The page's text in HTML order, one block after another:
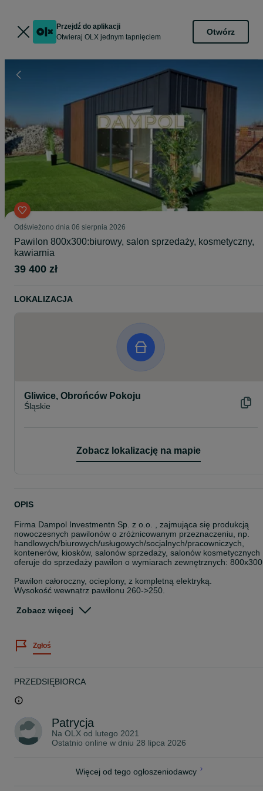
Przejdź do aplikacji
Otwieraj OLX jednym tapnięciem
Otwórz
Odświeżono dnia 06 sierpnia 2026
Pawilon 800x300:biurowy, salon sprzedaży, kosmetyczny,
kawiarnia
39 400 zł
LOKALIZACJA
Gliwice, Obrońców Pokoju
Śląskie
Zobacz lokalizację na mapie
OPIS
Firma Dampol Investmentn Sp. z o.o. , zajmująca się produkcją
nowoczesnych pawilonów o zróżnicowanym przeznaczeniu, np.
handlowych/biurowych/usługowych/socjalnych/pracowniczych,
kontenerów, kiosków, salonów sprzedaży, salonów kosmetycznych
oferuje do sprzedaży pawilon o wymiarach zewnętrznych:
Pawilon całoroczny, ocieplony, z kompletną elektryką.
Wysokość wewnątrz pawilonu 260->250.
rozładunki.
Elementy dekoracyjne na froncie oraz prawym i lewym boku
pawilony na wymiar podany przez klienta, indywidualne aranżacje,
pomieszczenia.
Dlaczego warto wybrać nasz pawilon?
• Całoroczny i izolowany, z pełną instalacją elektryczną – idealny
na nasze produkty.
Zobacz więcej
Zgłoś
PRZEDSIĘBIORCA
Patrycja
Na OLX od lutego 2021
Ostatnio online w dniu 28 lipca 2026
Więcej od tego ogłoszeniodawcy